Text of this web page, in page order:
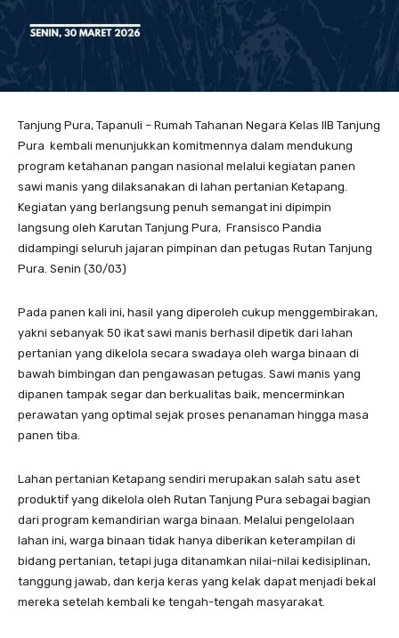
Tanjung Pura, Tapanuli – Rumah Tahanan Negara Kelas IIB Tanjung
Pura kembali menunjukkan komitmennya dalam mendukung
program ketahanan pangan nasional melalui kegiatan panen
sawi manis yang dilaksanakan di lahan pertanian Ketapang.
Kegiatan yang berlangsung penuh semangat ini dipimpin
langsung oleh Karutan Tanjung Pura, Fransisco Pandia
didampingi seluruh jajaran pimpinan dan petugas Rutan Tanjung
Pura. Senin (30/03)
Pada panen kali ini, hasil yang diperoleh cukup menggembirakan,
yakni sebanyak 50 ikat sawi manis berhasil dipetik dari lahan
pertanian yang dikelola secara swadaya oleh warga binaan di
bawah bimbingan dan pengawasan petugas. Sawi manis yang
dipanen tampak segar dan berkualitas baik, mencerminkan
perawatan yang optimal sejak proses penanaman hingga masa
panen tiba.
Lahan pertanian Ketapang sendiri merupakan salah satu aset
produktif yang dikelola oleh Rutan Tanjung Pura sebagai bagian
dari program kemandirian warga binaan. Melalui pengelolaan
lahan ini, warga binaan tidak hanya diberikan keterampilan di
bidang pertanian, tetapi juga ditanamkan nilai-nilai kedisiplinan,
tanggung jawab, dan kerja keras yang kelak dapat menjadi bekal
mereka setelah kembali ke tengah-tengah masyarakat.